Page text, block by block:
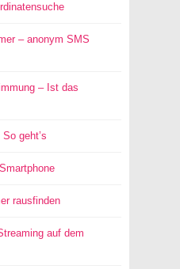
– anonym SMS
– Ist das
geht’s
rausfinden
auf dem